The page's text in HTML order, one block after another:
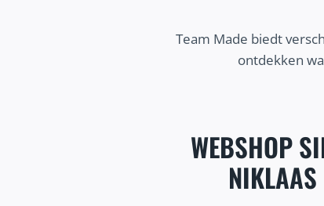
Team Made biedt
ontdekken
WEBSHOP
NIKLAAS